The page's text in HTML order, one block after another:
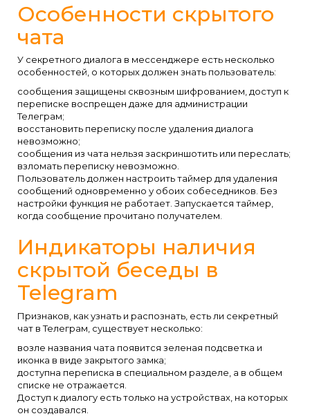
Особенности скрытого
чата
У секретного диалога в мессенджере есть несколько
особенностей, о которых должен знать пользователь:
сообщения защищены сквозным шифрованием, доступ к
переписке воспрещен даже для администрации
Телеграм;
восстановить переписку после удаления диалога
невозможно;
сообщения из чата нельзя заскриншотить или переслать;
взломать переписку невозможно.
Пользователь должен настроить таймер для удаления
сообщений одновременно у обоих собеседников. Без
настройки функция не работает. Запускается таймер,
когда сообщение прочитано получателем.
Индикаторы наличия
скрытой беседы в
Telegram
Признаков, как узнать и распознать, есть ли секретный
чат в Телеграм, существует несколько:
возле названия чата появится зеленая подсветка и
иконка в виде закрытого замка;
доступна переписка в специальном разделе, а в общем
списке не отражается.
Доступ к диалогу есть только на устройствах, на которых
он создавался.